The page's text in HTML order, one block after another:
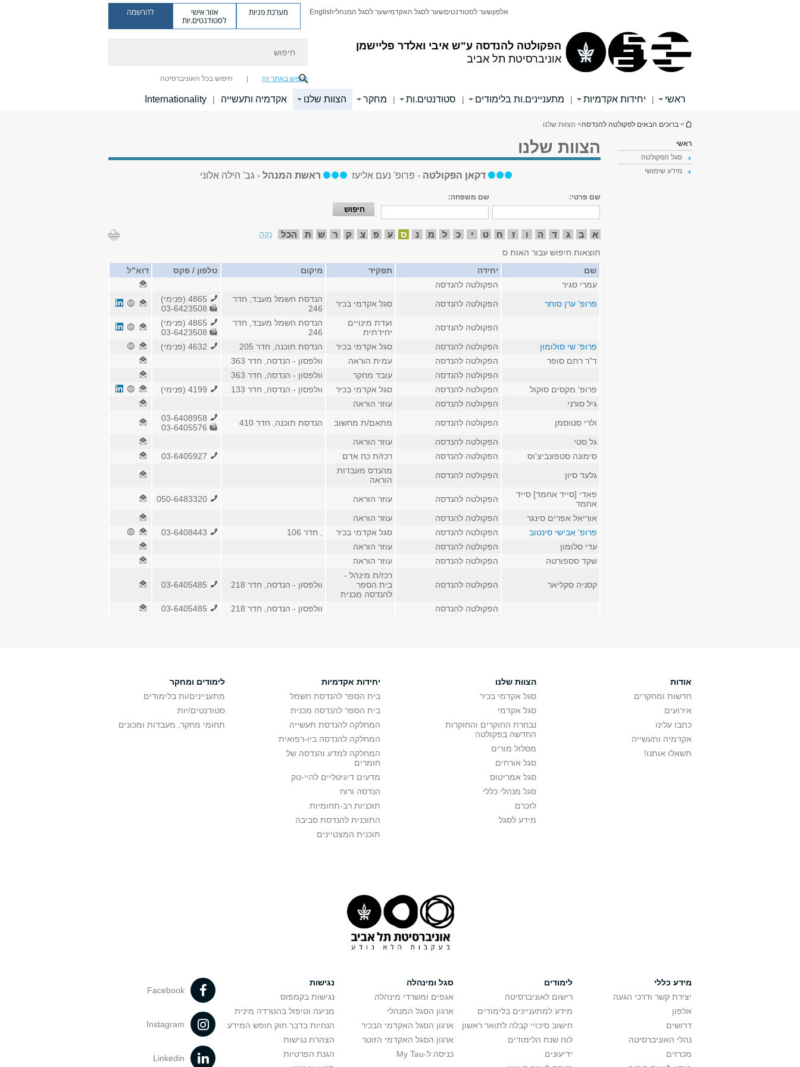
הפקולטה להנדסה ע"ש איבי ואלדר פליישמן
אוניברסיטת תל אביב
אלפוןשער לסטודנטיםשער לסגל האקדמישער לסגל המנהליEnglish מערכת פניות אזור אישי
לסטודנטים.יות
להרשמה
חיפוש באתר זה חיפוש בכל האוניברסיטה
ראשי | יחידות אקדמיות | מתעניינים.ות בלימודים | סטודנטים.ות | מחקר הצוות שלנו אקדמיה ותעשייה |
Internationality
הינך נמצא כאן
> ברוכים הבאים לפקולטה להנדסה> הצוות שלנו
ראשי
סגל הפקולטה
מידע שימושי
הצוות שלנו
דקאן הפקולטה - פרופ' נעם אליעז ראשת המנהל - גב' הילה אלוני
שם פרטי: שם משפחה:
א ב ג ד ה ו ז ח ט י כ ל מ נ ס ע פ צ ק ר ש ת הכל
נקה
תוצאות חיפוש עבור האות ס
שם
יחידה תפקיד מיקום טלפון / פקס
דוא"ל
עמרי סגיר
הפקולטה להנדסה
פרופ' ערן סוחר
הפקולטה להנדסה סגל אקדמי בכיר
הנדסת חשמל מעבד, חדר
246
הפקולטה להנדסה
ועדת מינויים
יחידתית
הנדסת חשמל מעבד, חדר
246
פרופ' שי סולומון
הפקולטה להנדסה סגל אקדמי בכיר הנדסת תוכנה, חדר 205
ד"ר רתם סופר
הפקולטה להנדסה עמית הוראה
וולפסון - הנדסה, חדר 363
הפקולטה להנדסה
עובד מחקר
וולפסון - הנדסה, חדר 363
פרופ' מקסים סוקול
הפקולטה להנדסה סגל אקדמי בכיר וולפסון - הנדסה, חדר 133
גיל סורני
הפקולטה להנדסה
עוזר הוראה
ולרי סטוסמן
הפקולטה להנדסה מתאם/ת מחשוב הנדסת תוכנה, חדר 410
גל סטי
הפקולטה להנדסה
עוזר הוראה
סימונה סטפונביצ'וס
הפקולטה להנדסה רכז/ת כח אדם
גלעד סיון
הפקולטה להנדסה
מהנדס מעבדות
הוראה
פאדי [סייד אחמד] סייד
אחמד
הפקולטה להנדסה עוזר הוראה
אוריאל אפרים סינגר
הפקולטה להנדסה
עוזר הוראה
פרופ' אבישי סינטוב
הפקולטה להנדסה סגל אקדמי בכיר , חדר 106
עדי סלומון
הפקולטה להנדסה
עוזר הוראה
שקד סספורטה
הפקולטה להנדסה עוזר הוראה
קסניה סקליאר הפקולטה להנדסה
רכז/ת מינהל -
בית הספר
להנדסה מכנית
וולפסון - הנדסה, חדר 218
הפקולטה להנדסה וולפסון - הנדסה, חדר 218
אודות
חדשות ומחקרים
אירועים
כתבו עלינו
אקדמיה ותעשייה
תשאלו אותנו!
הצוות שלנו
סגל אקדמי בכיר
סגל אקדמי
נבחרת החוקרים והחוקרות
החדשה בפקולטה
מסלול מורים
סגל אורחים
סגל אמריטוס
סגל מנהלי כללי
לזכרם
מידע לסגל
יחידות אקדמיות
בית הספר להנדסת חשמל
בית הספר להנדסה מכנית
המחלקה להנדסת תעשייה
המחלקה להנדסה ביו-רפואית
המחלקה למדע והנדסה של
חומרים
מדעים דיגיטליים להיי-טק
הנדסה ורוח
תוכניות רב-תחומיות
התוכנית להנדסת סביבה
תוכנית המצטיינים
לימודים ומחקר
מתעניינים/ות בלימודים
סטודנטים/יות
תחומי מחקר, מעבדות ומכונים
מידע כללי
יצירת קשר ודרכי הגעה
אלפון
דרושים
נהלי האוניברסיטה
מכרזים
לימודים
רישום לאוניברסיטה
מידע למתעניינים בלימודים
חישוב סיכויי קבלה לתואר ראשון
לוח שנת הלימודים
ידיעונים
סגל ומינהלה
אגפים ומשרדי מינהלה
ארגון הסגל המנהלי
ארגון הסגל האקדמי הבכיר
ארגון הסגל האקדמי הזוטר
כניסה ל-My Tau
נגישות
נגישות בקמפוס
מניעה וטיפול בהטרדה מינית
הנחיות בדבר חוק חופש המידע
הצהרת נגישות
הגנת הפרטיות
Facebook
Instagram
Linkedin